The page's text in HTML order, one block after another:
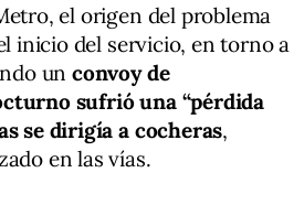
el origen del problema
inicio del servicio, en torno a
unconvoy de
sufrió una “pérdida
se dirigía a cocheras,
en las vías.